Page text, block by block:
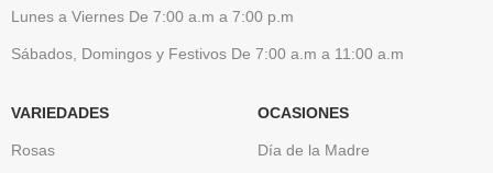
Lunes a Viernes De 7:00 a.m a 7:00 p.m
Sábados, Domingos y Festivos De 7:00 a.m a 11:00 a.m
VARIEDADES
Rosas
OCASIONES
Día de la Madre